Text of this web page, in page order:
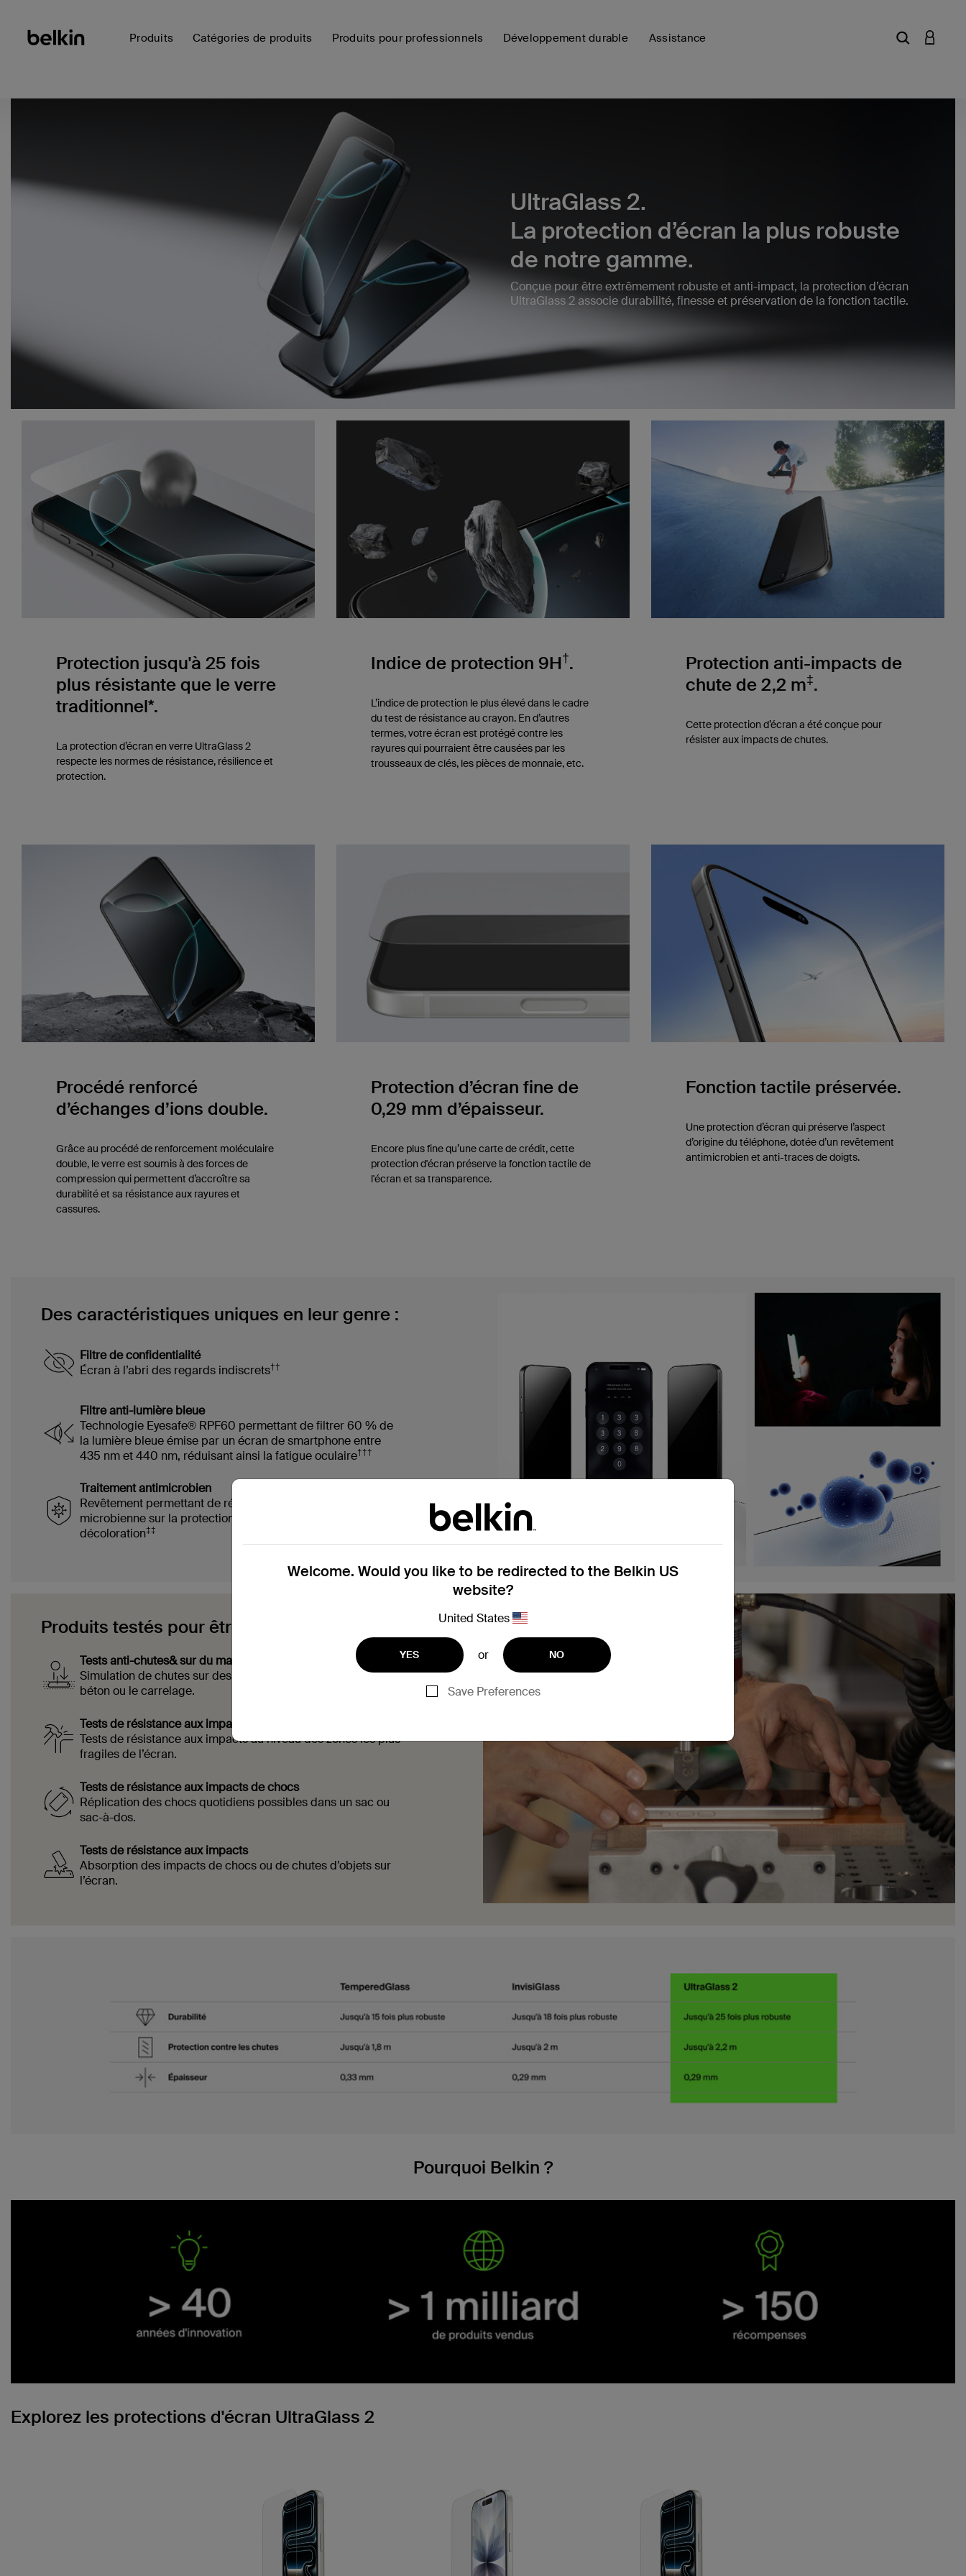
Produits Catégories de produits Produits pour professionnels Développement durable Assistance Saisir un
UltraGlass 2.
La protection d’écran la plus robuste
de notre gamme.
Conçue pour être extrêmement robuste et anti-impact, la protection d’écran
UltraGlass 2 associe durabilité, finesse et préservation de la fonction tactile.
Protection jusqu'à 25 fois
plus résistante que le verre
traditionnel*.
La protection d’écran en verre UltraGlass 2
respecte les normes de résistance, résilience et
protection.
Indice de protection 9H†.
L’indice de protection le plus élevé dans le cadre
du test de résistance au crayon. En d’autres
termes, votre écran est protégé contre les
rayures qui pourraient être causées par les
trousseaux de clés, les pièces de monnaie, etc.
Protection anti-impacts de
chute de 2,2 m‡.
Cette protection d’écran a été conçue pour
résister aux impacts de chutes.
Procédé renforcé
d’échanges d’ions double.
Grâce au procédé de renforcement moléculaire
double, le verre est soumis à des forces de
compression qui permettent d’accroître sa
durabilité et sa résistance aux rayures et
cassures.
Protection d’écran fine de
0,29 mm d’épaisseur.
Encore plus fine qu’une carte de crédit, cette
protection d'écran préserve la fonction tactile de
l'écran et sa transparence.
Fonction tactile préservée.
Une protection d’écran qui préserve l’aspect
d’origine du téléphone, dotée d’un revêtement
antimicrobien et anti-traces de doigts.
Des caractéristiques uniques en leur genre :
Filtre de confidentialité
Écran à l’abri des regards indiscrets††
Filtre anti-lumière bleue
Technologie Eyesafe® RPF60 permettant de filtrer 60 % de
la lumière bleue émise par un écran de smartphone entre
435 nm et 440 nm, réduisant ainsi la fatigue oculaire†††
Traitement antimicrobien
Revêtement permettant de réduire la prolifération
microbienne sur la protection d'écran et éviter ainsi sa
décoloration‡‡
Produits testés pour être durables.
Tests anti-chutes& sur du marbre avec papier abrasif
Simulation de chutes sur des surfaces rugueuses comme le
béton ou le carrelage.
Tests de résistance aux impacts
Tests de résistance aux impacts au niveau des zones les plus
fragiles de l’écran.
Tests de résistance aux impacts de chocs
Réplication des chocs quotidiens possibles dans un sac ou
sac-à-dos.
Tests de résistance aux impacts
Absorption des impacts de chocs ou de chutes d’objets sur
l’écran.
Pourquoi Belkin ?
Explorez les protections d'écran UltraGlass 2
Welcome. Would you like to be redirected to the Belkin US
website?
United States
YES or NO
Save Preferences